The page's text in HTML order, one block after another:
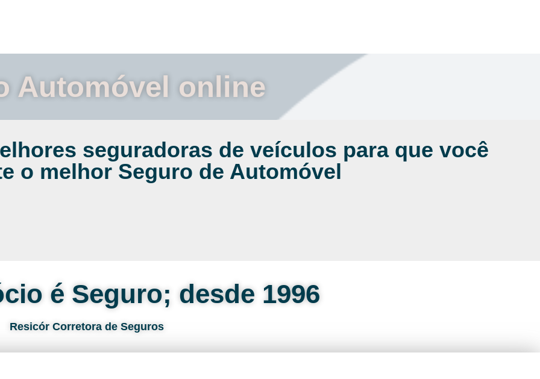
Automóvel online
seguradoras de veículos para que você
o melhor Seguro de Automóvel
é Seguro; desde 1996
Resicór Corretora de Seguros